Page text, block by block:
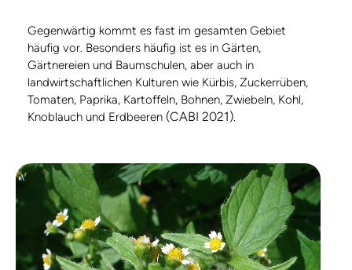
Gegenwärtig kommt es fast im gesamten Gebiet
häufig vor. Besonders häufig ist es in Gärten,
Gärtnereien und Baumschulen, aber auch in
landwirtschaftlichen Kulturen wie Kürbis, Zuckerrüben,
Tomaten, Paprika, Kartoffeln, Bohnen, Zwiebeln, Kohl,
Knoblauch und Erdbeeren (CABI 2021).